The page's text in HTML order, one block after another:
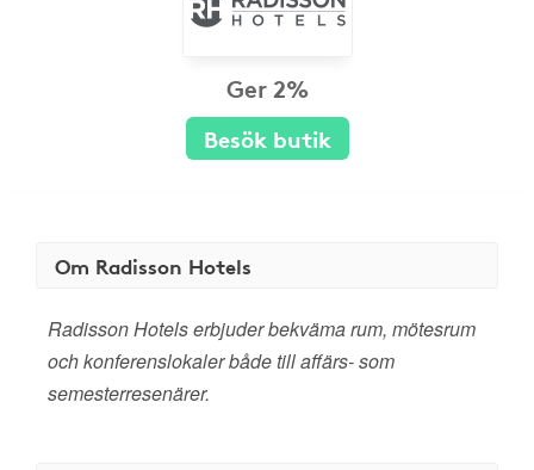
Ger 2%
Besök butik
Om Radisson Hotels
Radisson Hotels erbjuder bekväma rum, mötesrum
och konferenslokaler både till affärs- som
semesterresenärer.